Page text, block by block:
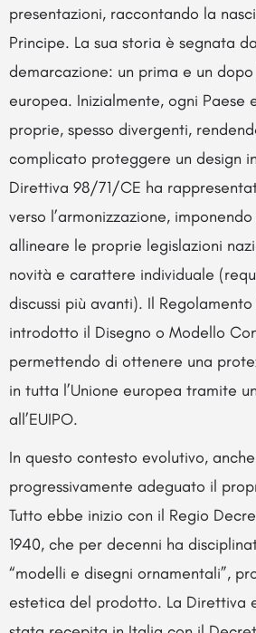
presentazioni, raccontando la
Principe. La sua storia è segnata
demarcazione: un prima e un dopo
europea. Inizialmente, ogni Paese
proprie, spesso divergenti,
complicato proteggere un design
Direttiva 98/71/CE ha
verso l’armonizzazione,
allineare le proprie legislazioni
novità e carattere individuale
discussi più avanti). Il
introdotto il Disegno o Modello
permettendo di ottenere una
in tutta l’Unione europea tramite
all’EUIPO.
In questo contesto evolutivo,
progressivamente adeguato il
Tutto ebbe inizio con il Regio
1940, che per decenni ha
“modelli e disegni ornamentali”,
estetica del prodotto. La Direttiva